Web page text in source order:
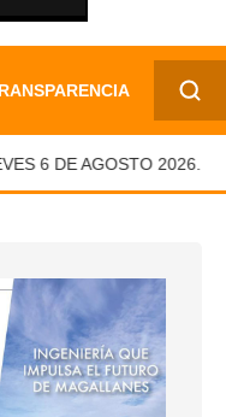
✕
6 DE AGOSTO 2026.